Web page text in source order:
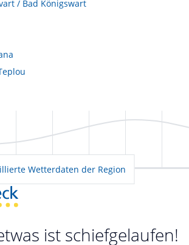
/ Bad Königswart
Wetterdaten der Region
ist schiefgelaufen!